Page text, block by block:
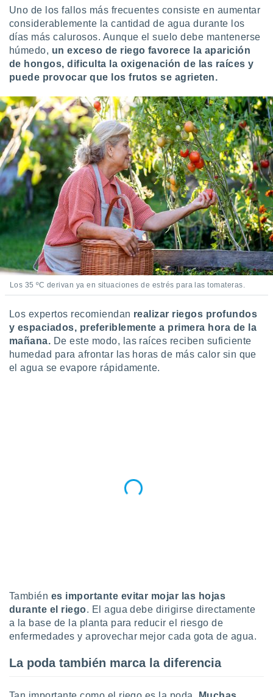
se
para
ni para
o
aunque
no
Puedes
acceder a
web a
abono
únicos
similares
este sitio
IP
de
posible
traten tus
de
o acceder
datos
Uno de los fallos más frecuentes consiste en aumentar
considerablemente la cantidad de agua durante los
días más calurosos. Aunque el suelo debe mantenerse
húmedo, un exceso de riego favorece la aparición
de hongos, dificulta la oxigenación de las raíces y
puede provocar que los frutos se agrieten.
Los 35 ºC derivan ya en situaciones de estrés para las tomateras.
Los expertos recomiendan realizar riegos profundos
y espaciados, preferiblemente a primera hora de la
mañana. De este modo, las raíces reciben suficiente
humedad para afrontar las horas de más calor sin que
el agua se evapore rápidamente.
También es importante evitar mojar las hojas
durante el riego. El agua debe dirigirse directamente
a la base de la planta para reducir el riesgo de
enfermedades y aprovechar mejor cada gota de agua.
La poda también marca la diferencia